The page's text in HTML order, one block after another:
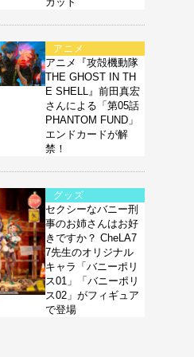
アニメ
アニメ『攻殻機動隊
THE GHOST IN TH
E SHELL』前田真宏
さんによる「第05話
PHANTOM FUND」
エンドカードが解
禁！
グッズ
セクシーなバニー刑
事のお姉さんはお好
きですか？ CheLA7
7先生のオリジナル
キャラ「バニーポリ
ス01」「バニーポリ
ス02」がフィギュア
で登場